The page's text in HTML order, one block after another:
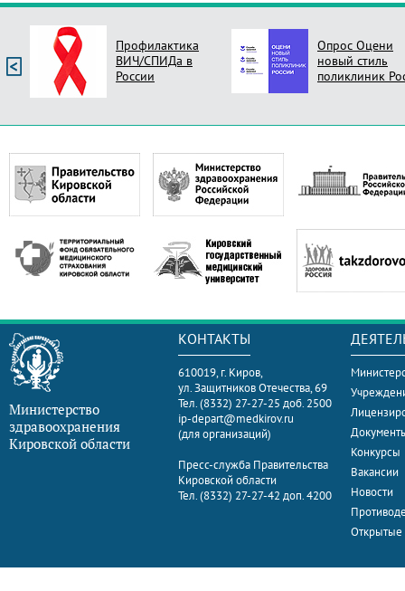
Профилактика
ВИЧ/СПИДа в
России
Опрос Оцени
новый стиль
поликлиник
Министерство
здравоохранения
Кировской области
КОНТАКТЫ
610019, г. Киров,
ул. Защитников Отечества, 69
Тел. (8332) 27-27-25 доб. 2500
ip-depart@medkirov.ru
(для организаций)
Пресс-служба Правительства
Кировской области
Тел. (8332) 27-27-42 доп. 4200
Конкурсы
Вакансии
Новости